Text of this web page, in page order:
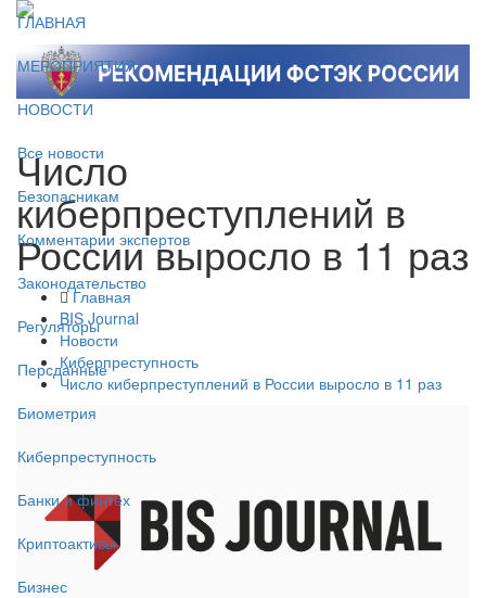
ГЛАВНАЯ
МЕРОПРИЯТИЯ
НОВОСТИ
Все новости
Безопасникам
Комментарии экспертов
Законодательство
Регуляторы
Персданные
Биометрия
Киберпреступность
Банки и финтех
Криптоактивы
Бизнес
Число
киберпреступлений в
России выросло в 11 раз
Главная
BIS Journal
Новости
Киберпреступность
Число киберпреступлений в России выросло в 11 раз